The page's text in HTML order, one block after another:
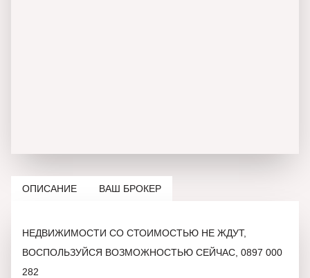
ОПИСАНИЕ ВАШ БРОКЕР
НЕДВИЖИМОСТИ СО СТОИМОСТЬЮ НЕ ЖДУТ,
ВОСПОЛЬЗУЙСЯ ВОЗМОЖНОСТЬЮ СЕЙЧАС, 0897 000
282